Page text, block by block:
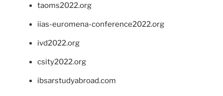
taoms2022.org
iias-euromena-conference2022.org
ivd2022.org
csity2022.org
ibsarstudyabroad.com